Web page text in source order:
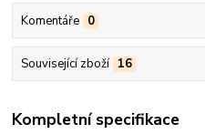
Komentáře 0
Související zboží 16
Kompletní specifikace